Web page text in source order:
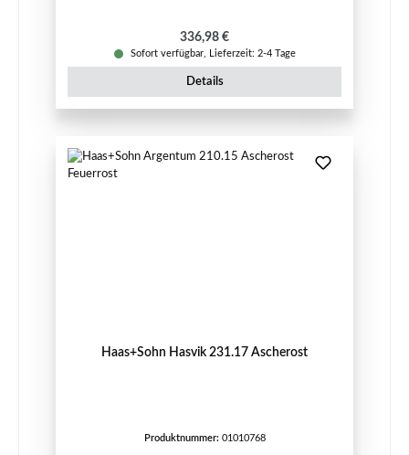
Regulärer Preis:
336,98 €
Sofort verfügbar, Lieferzeit: 2-4 Tage
Details
Haas+Sohn Hasvik 231.17 Ascherost
Produktnummer: 01010768